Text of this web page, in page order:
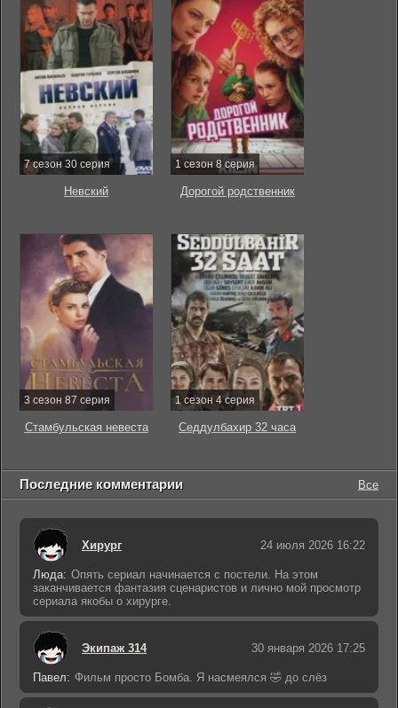
7 сезон 30 серия
Невский
1 сезон 8 серия
Дорогой родственник
3 сезон 87 серия
Стамбульская невеста
1 сезон 4 серия
Седдулбахир 32 часа
Последние комментарии Все
Хирург 24 июля 2026 16:22
Люда: Опять сериал начинается с постели. На этом
заканчивается фантазия сценаристов и лично мой просмотр
сериала якобы о хирурге.
Экипаж 314 30 января 2026 17:25
Павел: Фильм просто Бомба. Я насмеялся 🤣 до слёз